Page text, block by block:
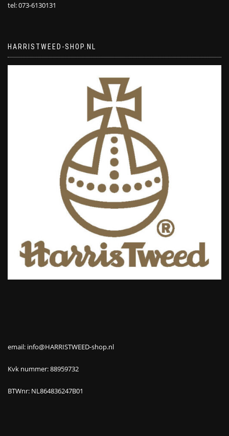
tel: 073-6130131
HARRISTWEED-SHOP.NL
email: info@HARRISTWEED-shop.nl
Kvk nummer: 88959732
BTWnr: NL864836247B01